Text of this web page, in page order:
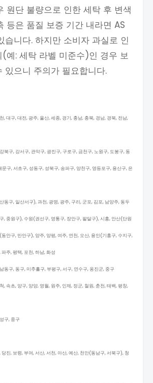
원단 불량으로 인한 세탁 후 변색
등은 품질 보증 기간 내라면 AS
습니다. 하지만 소비자 과실로 인
예: 세탁 라벨 미준수)인 경우 보
있으니 주의가 필요합니다.
, 대구, 대전, 광주, 울산, 세종, 경기, 충남, 충북, 경남, 경북, 전남,
북구, 강서구, 관악구, 광진구, 구로구, 금천구, 노원구, 도봉구, 동
구, 서초구, 성동구, 성북구, 송파구, 양천구, 영등포구, 용산구, 은
동구, 일산서구), 과천, 광명, 광주, 구리, 군포, 김포, 남양주, 동두
, 중원구), 수원(권선구, 영통구, 장안구, 팔달구), 시흥, 안산(단원
안구, 만안구), 양주, 양평, 여주, 연천, 오산, 용인(기흥구, 수지구,
주, 평택, 포천, 하남, 화성
동구, 동구, 미추홀구, 부평구, 서구, 연수구, 옹진군, 중구
, 속초, 양구, 양양, 영월, 원주, 인제, 정군, 철원, 춘천, 태백, 평창,
구, 중구
진, 보령, 부여, 서산, 서천, 아산, 예산, 천안(동남구, 서북구), 청